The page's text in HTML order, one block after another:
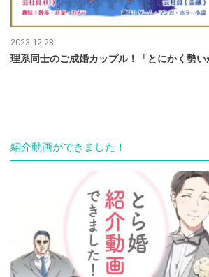
2023.12.28
理系同士のご成婚カップル！「とにかく勢い
紹介動画ができました！